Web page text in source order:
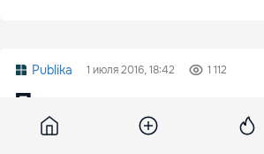
Publika 1 июля 2016, 18:42 1 112
Парламент вынесет на
голосование закон о